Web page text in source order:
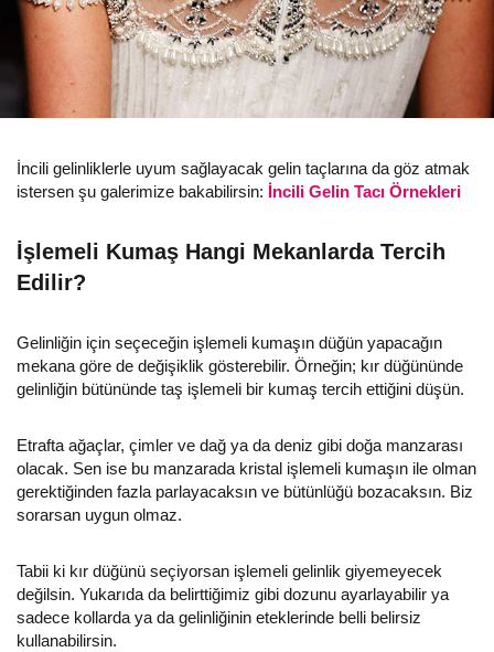
İncili gelinliklerle uyum sağlayacak gelin taçlarına da göz atmak
istersen şu galerimize bakabilirsin: İncili Gelin Tacı Örnekleri
İşlemeli Kumaş Hangi Mekanlarda Tercih
Edilir?
Gelinliğin için seçeceğin işlemeli kumaşın düğün yapacağın
mekana göre de değişiklik gösterebilir. Örneğin; kır düğününde
gelinliğin bütününde taş işlemeli bir kumaş tercih ettiğini düşün.
Etrafta ağaçlar, çimler ve dağ ya da deniz gibi doğa manzarası
olacak. Sen ise bu manzarada kristal işlemeli kumaşın ile olman
gerektiğinden fazla parlayacaksın ve bütünlüğü bozacaksın. Biz
sorarsan uygun olmaz.
Tabii ki kır düğünü seçiyorsan işlemeli gelinlik giyemeyecek
değilsin. Yukarıda da belirttiğimiz gibi dozunu ayarlayabilir ya
sadece kollarda ya da gelinliğinin eteklerinde belli belirsiz
kullanabilirsin.